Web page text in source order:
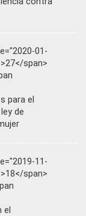
01-
span>
para el
de
11-
span>